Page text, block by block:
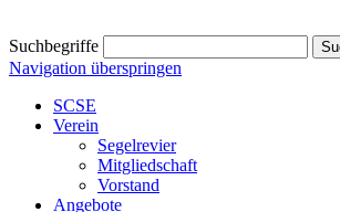
Suchbegriffe
Navigation überspringen
SCSE
Verein
Segelrevier
Mitgliedschaft
Vorstand
Angebote